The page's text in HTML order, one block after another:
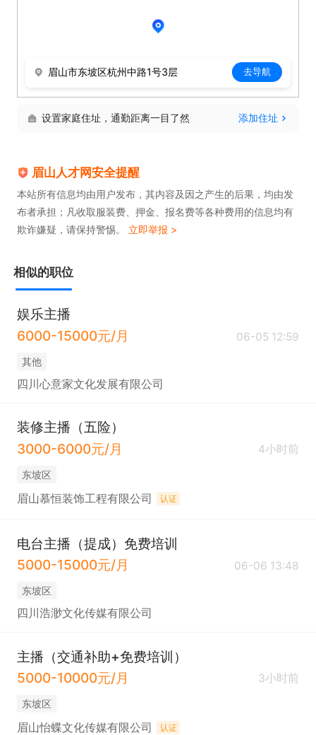
眉山市东坡区杭州中路1号3层 去导航
设置家庭住址，通勤距离一目了然 添加住址
眉山人才网安全提醒
本站所有信息均由用户发布，其内容及因之产生的后果，均由发
布者承担；凡收取服装费、押金、报名费等各种费用的信息均有
欺诈嫌疑，请保持警惕。 立即举报 >
相似的职位
娱乐主播
6000-15000元/月
06-05 12:59
其他
四川心意家文化发展有限公司
装修主播（五险）
3000-6000元/月
4小时前
东坡区
眉山慕恒装饰工程有限公司 认证
电台主播（提成）免费培训
5000-15000元/月
06-06 13:48
东坡区
四川浩渺文化传媒有限公司
主播（交通补助+免费培训）
5000-10000元/月
3小时前
东坡区
眉山怡蝶文化传媒有限公司 认证